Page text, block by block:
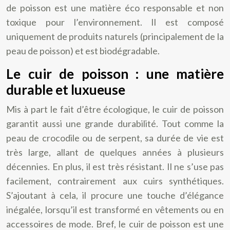
de poisson est une matière éco responsable et non
toxique pour l’environnement. Il est composé
uniquement de produits naturels (principalement de la
peau de poisson) et est biodégradable.
Le cuir de poisson : une matière
durable et luxueuse
Mis à part le fait d’être écologique, le cuir de poisson
garantit aussi une grande durabilité. Tout comme la
peau de crocodile ou de serpent, sa durée de vie est
très large, allant de quelques années à plusieurs
décennies. En plus, il est très résistant. Il ne s’use pas
facilement, contrairement aux cuirs synthétiques.
S’ajoutant à cela, il procure une touche d’élégance
inégalée, lorsqu’il est transformé en vêtements ou en
accessoires de mode. Bref, le cuir de poisson est une